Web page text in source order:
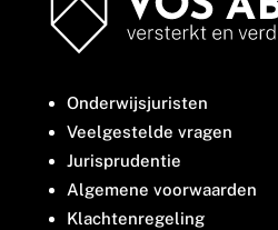
Onderwijsjuristen
Veelgestelde vragen
Jurisprudentie
Algemene voorwaarden
Klachtenregeling